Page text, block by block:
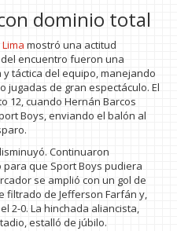
dominio total
mostró una actitud
encuentro fueron una
táctica del equipo, manejando
jugadas de gran espectáculo. El
12, cuando Hernán Barcos
Boys, enviando el balón al
Continuaron
que Sport Boys pudiera
se amplió con un gol de
filtrado de Jefferson Farfán y,
2-0. La hinchada aliancista,
estalló de júbilo.